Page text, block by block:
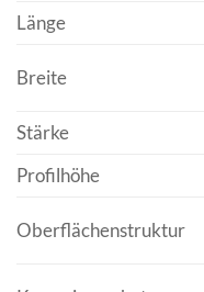
Länge
Breite
Stärke
Profilhöhe
Oberflächenstruktur